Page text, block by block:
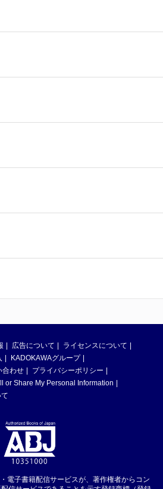
広告について
ライセンスについて
KADOKAWAグループ
合わせ
プライバシーポリシー
or Share My Personal Information
電子書籍配信サービスが、著作権者からコン